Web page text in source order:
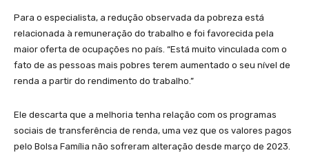
Para o especialista, a redução observada da pobreza está
relacionada à remuneração do trabalho e foi favorecida pela
maior oferta de ocupações no país. “Está muito vinculada com o
fato de as pessoas mais pobres terem aumentado o seu nível de
renda a partir do rendimento do trabalho.”
Ele descarta que a melhoria tenha relação com os programas
sociais de transferência de renda, uma vez que os valores pagos
pelo Bolsa Família não sofreram alteração desde março de 2023.